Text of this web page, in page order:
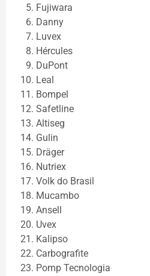
Fujiwara
Danny
Luvex
Hércules
DuPont
Leal
Bompel
Safetline
Altiseg
Gulin
Dräger
Nutriex
Volk do Brasil
Mucambo
Ansell
Uvex
Kalipso
Carbografite
Pomp Tecnologia